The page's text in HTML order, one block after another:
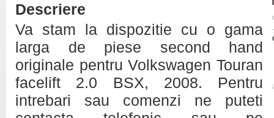
Descriere
Va stam la dispozitie cu o gama
larga de piese second hand
originale pentru Volkswagen Touran
facelift 2.0 BSX, 2008. Pentru
intrebari sau comenzi ne puteti